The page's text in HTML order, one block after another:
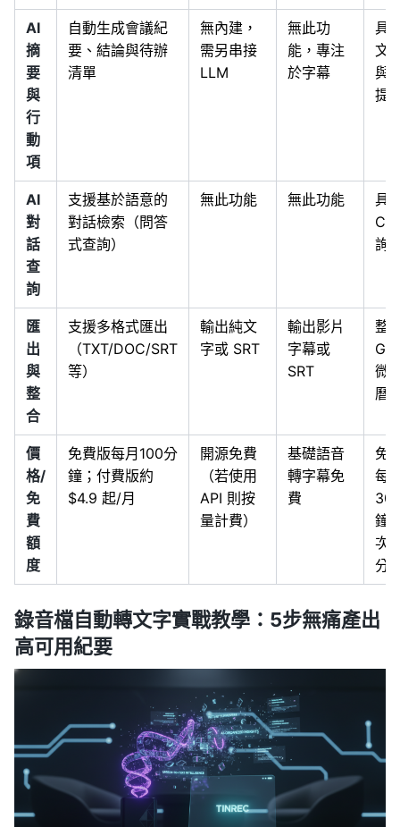
AI
摘
要
與
行
動
項
自動生成會議紀
要、結論與待辦
清單
無內建，
需另串接
LLM
無此功
能，專注
於字幕
具
文
與
提
AI
對
話
查
詢
支援基於語意的
對話檢索（問答
式查詢）
無此功能 無此功能
具
詢
匯
出
與
整
合
支援多格式匯出
（TXT/DOC/SRT
等）
輸出純文
字或 SRT
輸出影片
字幕或
SRT
整
微
曆
價
格/
免
費
額
度
免費版每月100分
鐘；付費版約
$4.9 起/月
開源免費
（若使用
API 則按
量計費）
基礎語音
轉字幕免
費
免
每
鐘
次
分
錄音檔自動轉文字實戰教學：5步無痛產出
高可用紀要